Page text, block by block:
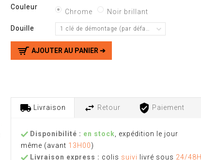
Couleur
Chrome Noir brillant
Douille 1 clé de démontage (par défaut)
AJOUTER AU PANIER ➔
Livraison Retour Paiement
Disponibilité : en stock , expédition le jour
même (avant 13H00)
Livraison express : colis suivi livré sous 24/48H